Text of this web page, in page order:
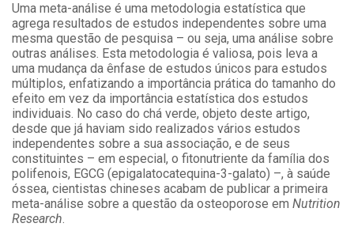
Uma meta-análise é uma metodologia estatística que
agrega resultados de estudos independentes sobre uma
mesma questão de pesquisa – ou seja, uma análise sobre
outras análises. Esta metodologia é valiosa, pois leva a
uma mudança da ênfase de estudos únicos para estudos
múltiplos, enfatizando a importância prática do tamanho do
efeito em vez da importância estatística dos estudos
individuais. No caso do chá verde, objeto deste artigo,
desde que já haviam sido realizados vários estudos
independentes sobre a sua associação, e de seus
constituintes – em especial, o fitonutriente da família dos
polifenois, EGCG (epigalatocatequina-3-galato) –, à saúde
óssea, cientistas chineses acabam de publicar a primeira
meta-análise sobre a questão da osteoporose em Nutrition
Research.